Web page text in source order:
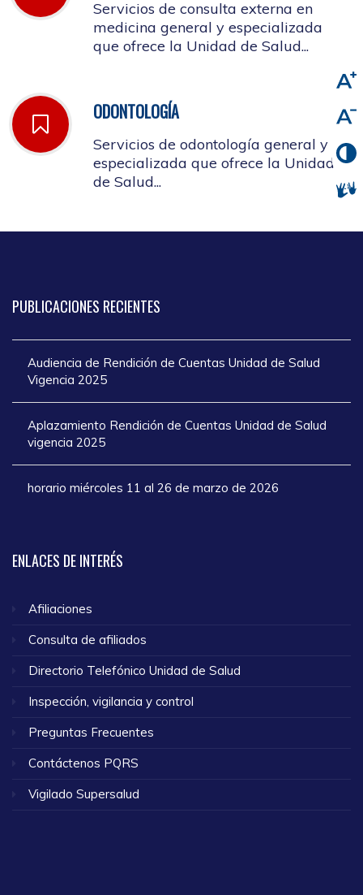
Servicios de consulta externa en
medicina general y especializada
que ofrece la Unidad de Salud...
ODONTOLOGÍA
Servicios de odontología general y
especializada que ofrece la Unidad
de Salud...
PUBLICACIONES RECIENTES
Audiencia de Rendición de Cuentas Unidad de Salud
Vigencia 2025
Aplazamiento Rendición de Cuentas Unidad de Salud
vigencia 2025
horario miércoles 11 al 26 de marzo de 2026
ENLACES DE INTERÉS
Afiliaciones
Consulta de afiliados
Directorio Telefónico Unidad de Salud
Inspección, vigilancia y control
Preguntas Frecuentes
Contáctenos PQRS
Vigilado Supersalud